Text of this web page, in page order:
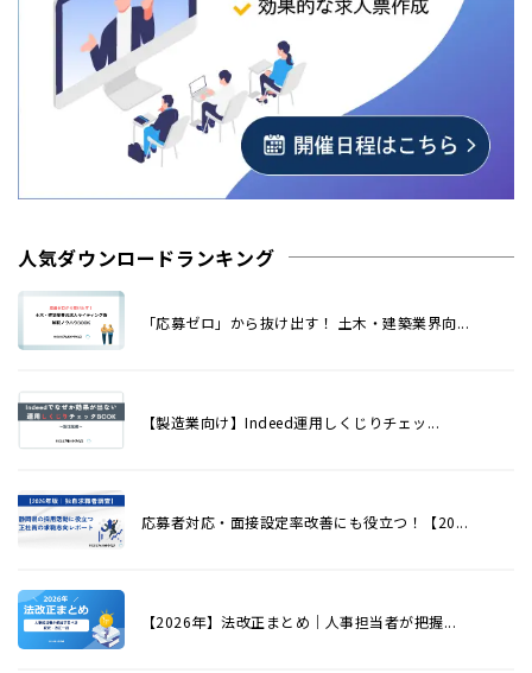
人気ダウンロードランキング
「応募ゼロ」から抜け出す！ 土木・建築業界向...
【製造業向け】Indeed運用しくじりチェッ...
応募者対応・面接設定率改善にも役立つ！【20...
【2026年】法改正まとめ｜人事担当者が把握...